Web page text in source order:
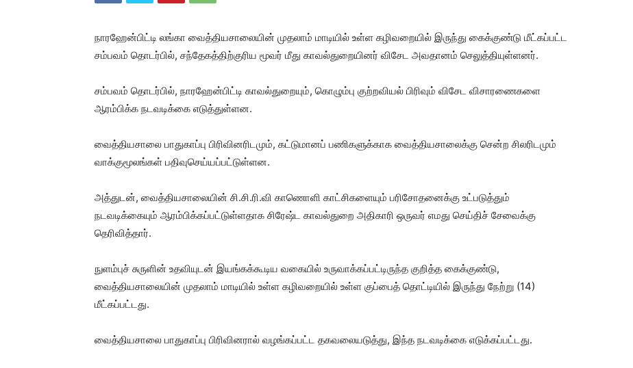
நாரஹேன்பிட்டி லங்கா வைத்தியசாலையின் முதலாம் மாடியில் உள்ள கழிவறையில் இருந்து கைக்குண்டு மீட்கப்பட்ட
சம்பவம் தொடர்பில், சந்தேகத்திற்குரிய மூவர் மீது காவல்துறையினர் விசேட அவதானம் செலுத்தியுள்ளனர்.
சம்பவம் தொடர்பில், நாரஹேன்பிட்டி காவல்துறையும், கொழும்பு குற்றவியல் பிரிவும் விசேட விசாரணைகளை
ஆரம்பிக்க நடவடிக்கை எடுத்துள்ளன.
வைத்தியசாலை பாதுகாப்பு பிரிவினரிடமும், கட்டுமானப் பணிகளுக்காக வைத்தியசாலைக்கு சென்ற சிலரிடமும்
வாக்குமூலங்கள் பதிவுசெய்யப்பட்டுள்ளன.
அத்துடன், வைத்தியசாலையின் சி.சி.ரி.வி காணொளி காட்சிகளையும் பரிசோதனைக்கு உட்படுத்தும்
நடவடிக்கையும் ஆரம்பிக்கப்பட்டுள்ளதாக சிரேஷ்ட காவல்துறை அதிகாரி ஒருவர் எமது செய்திச் சேவைக்கு
தெரிவித்தார்.
நுளம்புச் சுருளின் உதவியுடன் இயங்கக்கூடிய வகையில் உருவாக்கப்பட்டிருந்த குறித்த கைக்குண்டு,
வைத்தியசாலையின் முதலாம் மாடியில் உள்ள கழிவறையில் உள்ள குப்பைத் தொட்டியில் இருந்து நேற்று (14)
மீட்கப்பட்டது.
வைத்தியசாலை பாதுகாப்பு பிரிவினரால் வழங்கப்பட்ட தகவலையடுத்து, இந்த நடவடிக்கை எடுக்கப்பட்டது.